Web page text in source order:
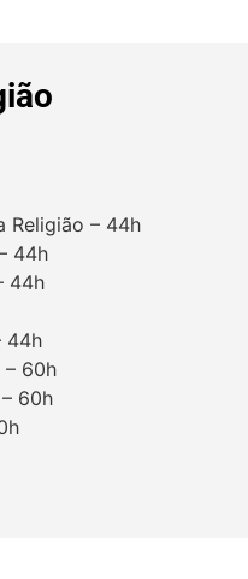
Religião – 44h
44h
44h
44h
– 60h
60h